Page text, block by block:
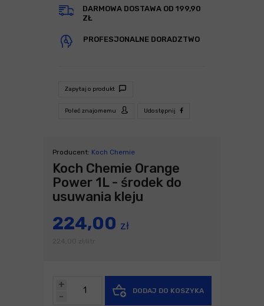
DARMOWA DOSTAWA OD 199,90
ZŁ
PROFESJONALNE DORADZTWO
Zapytaj o produkt
Poleć znajomemu Udostępnij
Producent: Koch Chemie
Koch Chemie Orange
Power 1L - środek do
usuwania kleju
224,00 zł
-
+
DODAJ DO KOSZYKA